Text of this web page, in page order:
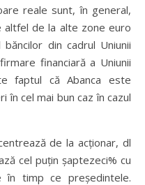
reale sunt, în general,
de la alte zone euro
din cadrul Uniunii
financiară a Uniunii
faptul că Abanca este
cel mai bun caz în cazul
de la acționar, dl
cel puțin șaptezeci% cu
în timp ce președintele.